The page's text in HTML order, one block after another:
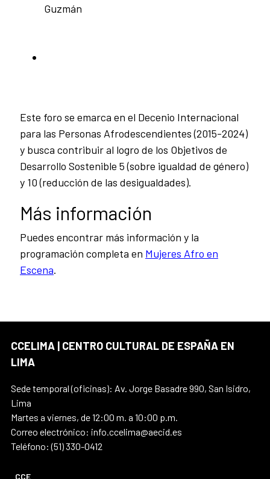
Guzmán
Este foro se emarca en el Decenio Internacional
para las Personas Afrodescendientes (2015-2024)
y busca contribuir al logro de los Objetivos de
Desarrollo Sostenible 5 (sobre igualdad de género)
y 10 (reducción de las desigualdades).
Más información
Puedes encontrar más información y la
programación completa en Mujeres Afro en
Escena.
CCELIMA | CENTRO CULTURAL DE ESPAÑA EN
LIMA
Sede temporal (oficinas): Av. Jorge Basadre 990, San Isidro,
Lima
Martes a viernes, de 12:00 m. a 10:00 p.m.
Correo electrónico: info.ccelima@aecid.es
Teléfono: (51) 330-0412
CCE